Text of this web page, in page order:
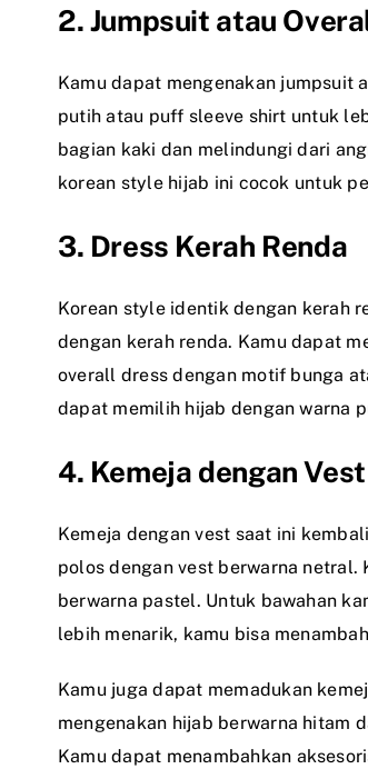
2. Jumpsuit atau
Kamu dapat mengenakan jumpsuit
putih atau puff sleeve shirt untuk
bagian kaki dan melindungi dari
korean style hijab ini cocok untuk
3. Dress Kerah Renda
Korean style identik dengan kerah
dengan kerah renda. Kamu dapat
overall dress dengan motif bunga
dapat memilih hijab dengan warna
4. Kemeja dengan Vest
Kemeja dengan vest saat ini
polos dengan vest berwarna
berwarna pastel. Untuk bawahan
lebih menarik, kamu bisa
Kamu juga dapat memadukan
mengenakan hijab berwarna hitam
Kamu dapat menambahkan